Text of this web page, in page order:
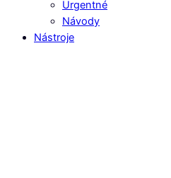
Urgentné
Návody
Nástroje